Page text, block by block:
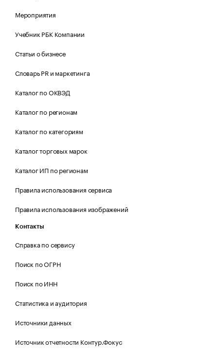
Мероприятия
Учебник РБК Компании
Статьи о бизнесе
Словарь PR и маркетинга
Каталог по ОКВЭД
Каталог по регионам
Каталог по категориям
Каталог торговых марок
Каталог ИП по регионам
Правила использования сервиса
Правила использования изображений
Контакты
Справка по сервису
Поиск по ОГРН
Поиск по ИНН
Статистика и аудитория
Источники данных
Источник отчетности Контур.Фокус